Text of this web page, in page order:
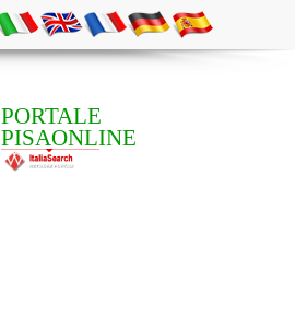
PORTALE
PISAONLINE